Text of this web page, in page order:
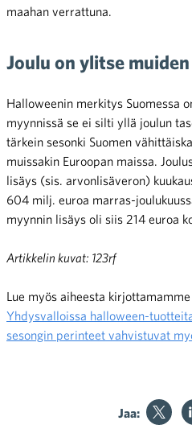
maahan verrattuna.
Joulu on ylitse
Halloweenin merkitys Suomessa
myynnissä se ei silti yllä joulun
tärkein sesonki Suomen
muissakin Euroopan maissa.
lisäys (sis. arvonlisäveron)
604 milj. euroa marras-
myynnin lisäys oli siis 214 euroa
Artikkelin kuvat: 123rf
Lue myös aiheesta
Yhdysvalloissa halloween-
sesongin perinteet vahvistuvat
Jaa: